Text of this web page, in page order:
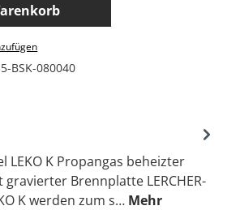
BSK-080040
LEKO K Propangas beheizter
Brennplatte LERCHER-
K werden zum s… Mehr